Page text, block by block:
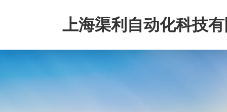
上海渠利自动化科技